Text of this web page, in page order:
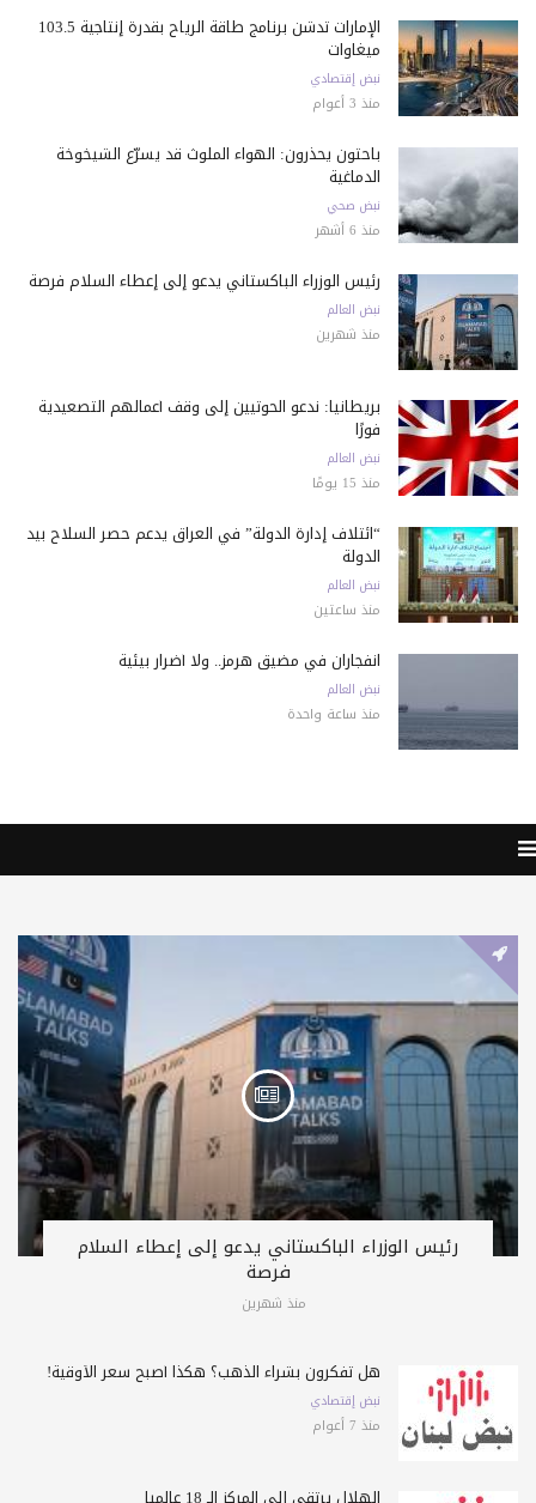
الإمارات تدشن برنامج طاقة الرياح بقدرة إنتاجية 103.5
ميغاوات
نبض إقتصادي
منذ 3 أعوام
باحثون يحذرون: الهواء الملوث قد يسرّع الشيخوخة
الدماغية
نبض صحي
منذ 6 أشهر
رئيس الوزراء الباكستاني يدعو إلى إعطاء السلام فرصة
نبض العالم
منذ شهرين
بريطانيا: ندعو الحوثيين إلى وقف أعمالهم التصعيدية
فورًا
نبض العالم
منذ 15 يومًا
“ائتلاف إدارة الدولة” في العراق يدعم حصر السلاح بيد
الدولة
نبض العالم
منذ ساعتين
انفجاران في مضيق هرمز.. ولا أضرار بيئية
نبض العالم
منذ ساعة واحدة
رئيس الوزراء الباكستاني يدعو إلى إعطاء السلام
فرصة
منذ شهرين
هل تفكرون بشراء الذهب؟ هكذا أصبح سعر الأوقية!
نبض إقتصادي
منذ 7 أعوام